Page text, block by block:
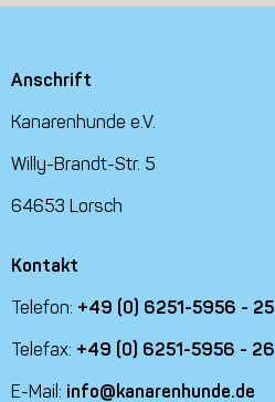
Anschrift
Kanarenhunde e.V.
Willy-Brandt-Str. 5
64653 Lorsch
Kontakt
Telefon: +49 (0) 6251-5956 - 25
Telefax: +49 (0) 6251-5956 - 26
E-Mail: info@kanarenhunde.de